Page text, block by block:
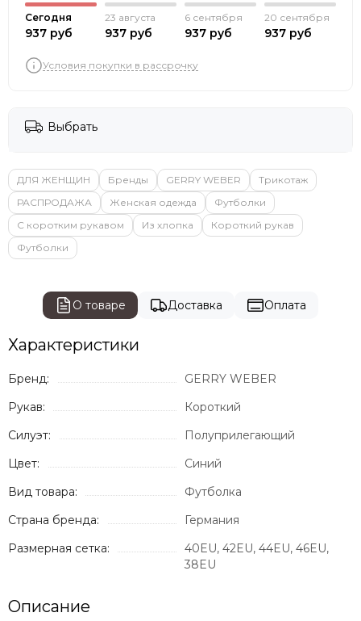
Сегодня
937 руб
23 августа
937 руб
6 сентября
937 руб
20 сентября
937 руб
Условия покупки в рассрочку
Выбрать
ДЛЯ ЖЕНЩИН Бренды GERRY WEBER
Трикотаж
РАСПРОДАЖА
Женская одежда
Футболки
С коротким рукавом
Из хлопка
Короткий рукав
Футболки
О товаре Доставка Оплата
Характеристики
Бренд:
GERRY WEBER
Рукав:
Короткий
Силуэт:
Полуприлегающий
Цвет:
Синий
Вид товара:
Футболка
Страна бренда:
Германия
Размерная сетка:
40EU, 42EU, 44EU, 46EU,
38EU
Описание